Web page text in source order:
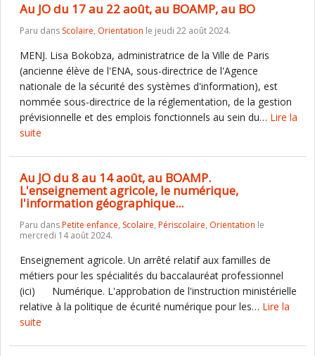
Au JO du 17 au 22 août, au BOAMP, au BO
Paru dans Scolaire, Orientation le jeudi 22 août 2024.
MENJ. Lisa Bokobza, administratrice de la Ville de Paris
(ancienne élève de l'ENA, sous-directrice de l'Agence
nationale de la sécurité des systèmes d'information), est
nommée sous-directrice de la réglementation, de la gestion
prévisionnelle et des emplois fonctionnels au sein du… Lire la
suite
Au JO du 8 au 14 août, au BOAMP.
L'enseignement agricole, le numérique,
l'information géographique...
Paru dansPetite enfance, Scolaire, Périscolaire, Orientation le
mercredi 14 août 2024.
Enseignement agricole. Un arrêté relatif aux familles de
métiers pour les spécialités du baccalauréat professionnel
(ici) Numérique. L'approbation de l'instruction ministérielle
relative à la politique de écurité numérique pour les… Lire la
suite